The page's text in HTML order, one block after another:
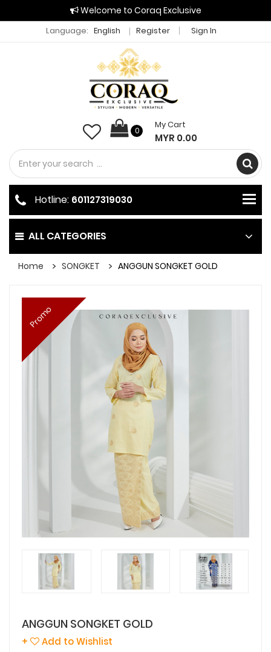
Welcome to Coraq Exclusive
Language: English Register Sign In
0
My Cart
MYR 0.00
ALL CATEGORIES
Hotline: 601127319030
Home SONGKET ANGGUN SONGKET GOLD
Promo
ANGGUN SONGKET GOLD
+ Add to Wishlist